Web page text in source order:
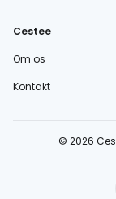
Cestee
Om os
Kontakt
© 2026